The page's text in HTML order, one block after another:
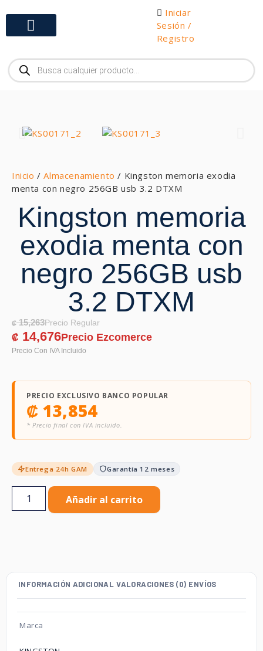
Iniciar
Sesión /
Registro
Inicio /Almacenamiento / Kingston memoria exodia
menta con negro 256GB usb 3.2 DTXM
Kingston memoria
exodia menta con
negro 256GB usb
3.2 DTXM
₡15,263
₡ 14,676
PRECIO EXCLUSIVO BANCO POPULAR
₡ 13,854
* Precio final con IVA incluido.
Entrega 24h GAM Garantía 12 meses
Añadir al carrito
INFORMACIÓN ADICIONAL VALORACIONES (0) ENVÍOS
Marca